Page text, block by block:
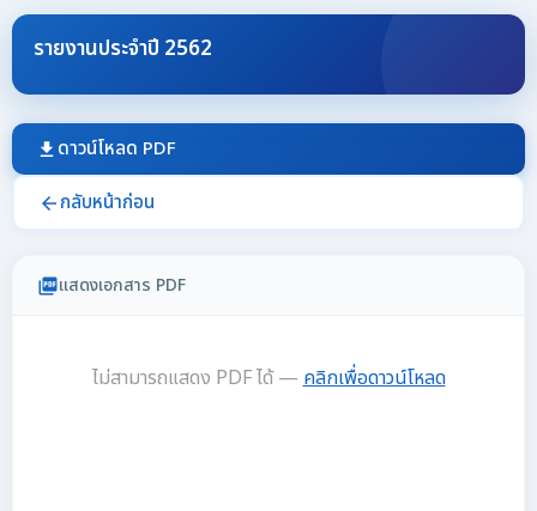
รายงานประจำปี 2562
download ดาวน์โหลด PDF
arrow_back กลับหน้าก่อน
picture_as_pdfแสดงเอกสาร PDF
ไม่สามารถแสดง PDF ได้ —คลิกเพื่อดาวน์โหลด